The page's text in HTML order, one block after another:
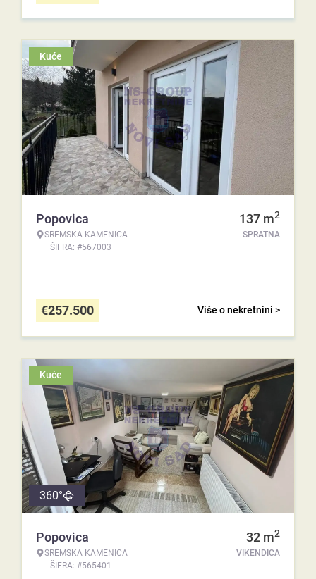
Kuće
Popovica
SREMSKA KAMENICA
ŠIFRA: #567003
137 m2
SPRATNA
Više o nekretnini >
€257.500
Kuće
360°
Popovica
SREMSKA KAMENICA
ŠIFRA: #565401
32 m2
VIKENDICA